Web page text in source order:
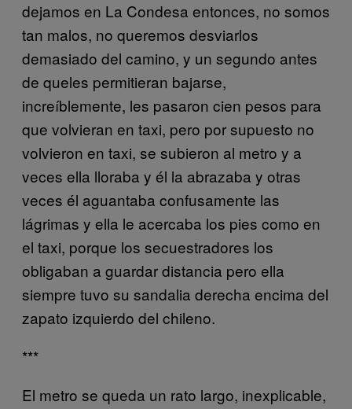
dejamos en La Condesa entonces, no somos
tan malos, no queremos desviarlos
demasiado del camino, y un segundo antes
de queles permitieran bajarse,
increíblemente, les pasaron cien pesos para
que volvieran en taxi, pero por supuesto no
volvieron en taxi, se subieron al metro y a
veces ella lloraba y él la abrazaba y otras
veces él aguantaba confusamente las
lágrimas y ella le acercaba los pies como en
el taxi, porque los secuestradores los
obligaban a guardar distancia pero ella
siempre tuvo su sandalia derecha encima del
zapato izquierdo del chileno.
***
El metro se queda un rato largo, inexplicable,